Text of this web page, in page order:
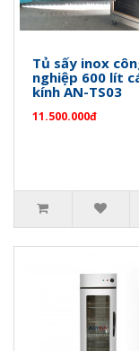
Tủ sấy inox
nghiệp 600 lít
kính AN-TS03
11.500.000đ